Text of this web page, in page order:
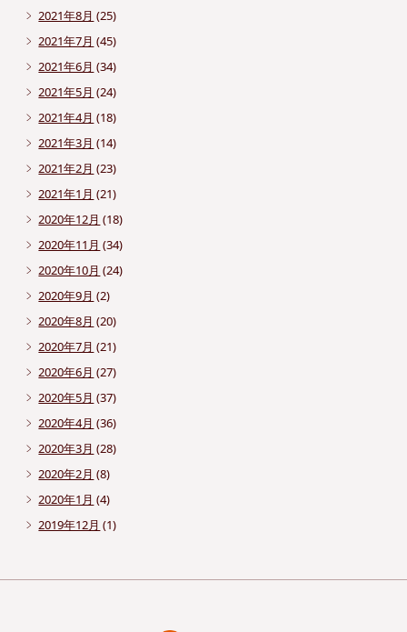
2021年8月 (25)
2021年7月 (45)
2021年6月 (34)
2021年5月 (24)
2021年4月 (18)
2021年3月 (14)
2021年2月 (23)
2021年1月 (21)
2020年12月 (18)
2020年11月 (34)
2020年10月 (24)
2020年9月 (2)
2020年8月 (20)
2020年7月 (21)
2020年6月 (27)
2020年5月 (37)
2020年4月 (36)
2020年3月 (28)
2020年2月 (8)
2020年1月 (4)
2019年12月 (1)